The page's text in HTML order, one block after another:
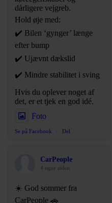
dårligere vejgreb.
Hold øje med:
✔️ Bilen ‘gynger’ længe
efter bump
✔️ Ujævnt dækslid
✔️ Mindre stabilitet i sving
Hvis du oplever noget af
det, er et tjek en god idé.
Foto
Se på Facebook · Del
CarPeople
4 uger siden
☀️ God sommer fra
CarPeople 🚗